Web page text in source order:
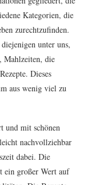
Kategorien, die
zurechtzufinden.
unter uns,
Mahlzeiten, die
Dieses
aus wenig viel zu
und mit schönen
nachvollziehbar
dabei. Die
ein großer Wert auf